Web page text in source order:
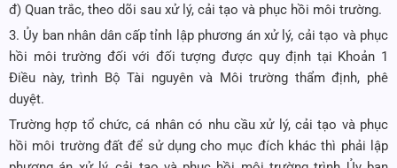
đ) Quan trắc, theo dõi sau xử lý, cải tạo và phục hồi môi trường.
3. Ủy bannhân dân cấp tỉnh lập phương án xử lý, cải tạo và phục
hồi môi trường đối với đối tượng được quy định tại Khoản 1
Điều này, trình Bộ Tài nguyên và Môi trường thẩm định, phê
duyệt.
Trường hợp tổ chức, cá nhân có nhu cầu xử lý, cải tạo và phục
hồi môi trường đất để sử dụng cho mục đích khác thì phải lập